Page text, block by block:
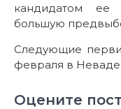
кандидатом ее
большую
Следующие
февраля в
Оцените пост